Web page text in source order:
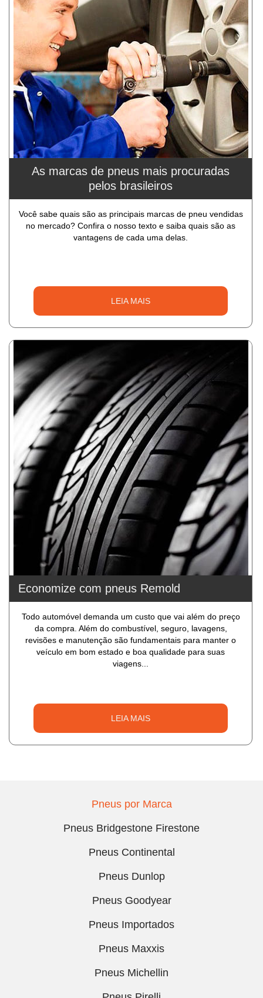
As marcas de pneus mais procuradas
pelos brasileiros
Você sabe quais são as principais marcas de pneu vendidas
no mercado? Confira o nosso texto e saiba quais são as
vantagens de cada uma delas.
LEIA MAIS
Economize com pneus Remold
Todo automóvel demanda um custo que vai além do preço
da compra. Além do combustível, seguro, lavagens,
revisões e manutenção são fundamentais para manter o
veículo em bom estado e boa qualidade para suas
viagens...
LEIA MAIS
Pneus por Marca
Pneus Bridgestone Firestone
Pneus Continental
Pneus Dunlop
Pneus Goodyear
Pneus Importados
Pneus Maxxis
Pneus Michellin